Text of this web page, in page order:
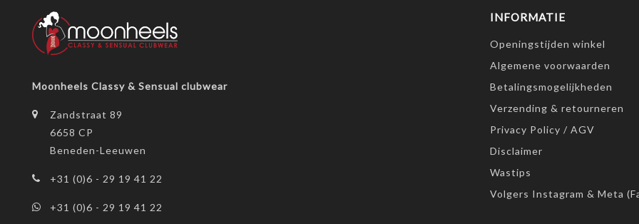
Moonheels Classy & Sensual clubwear
Zandstraat 89
6658 CP
Beneden-Leeuwen
+31 (0)6 - 29 19 41 22
+31 (0)6 - 29 19 41 22
INFORMATIE
Openingstijden winkel
Algemene voorwaarden
Betalingsmogelijkheden
Verzending & retourneren
Privacy Policy / AGV
Disclaimer
Wastips
Volgers Instagram & Meta